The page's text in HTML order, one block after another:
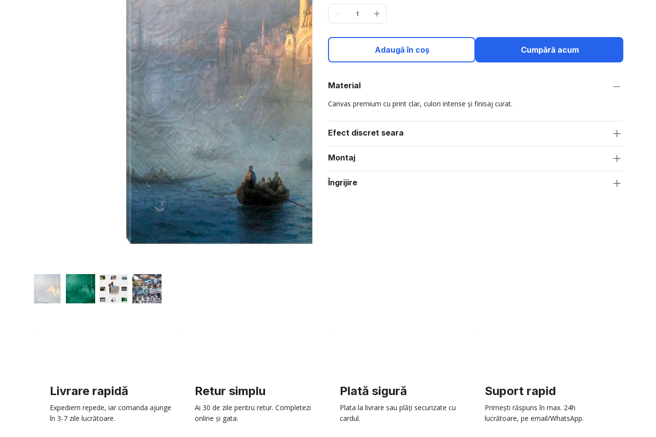
Adaugă în coș Cumpără acum
Material
Canvas premium cu print clar, culori intense și finisaj curat.
Efect discret seara
Montaj
Îngrijire
Livrare rapidă
Expediem repede, iar comanda ajunge
în 3-7 zile lucrătoare.
Retur simplu
Ai 30 de zile pentru retur. Completezi
online și gata.
Plată sigură
Plata la livrare sau plăți securizate cu
cardul.
Suport rapid
Primești răspuns în max. 24h
lucrătoare, pe email/WhatsApp.